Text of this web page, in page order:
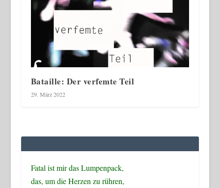
Bataille: Der verfemte Teil
29. März 2022
Fatal ist mir das Lumpenpack,
das, um die Herzen zu rühren,